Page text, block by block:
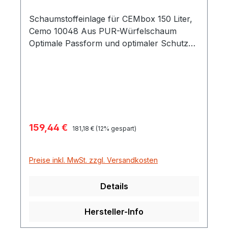
Schaumstoffeinlage für CEMbox 150 Liter,
Cemo 10048 Aus PUR-Würfelschaum
Optimale Passform und optimaler Schutz
Verkaufspreis:
159,44 € Regulärer Preis:
181,18 € (12% gespart)
Preise inkl. MwSt. zzgl. Versandkosten
Details
Hersteller-Info